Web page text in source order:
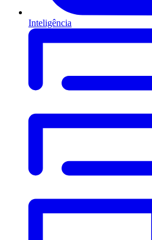
Inteligência